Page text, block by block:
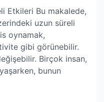
Etkileri Bu makalede,
uzun süreli
oynamak,
gibi görünebilir.
Birçok insan,
bunun